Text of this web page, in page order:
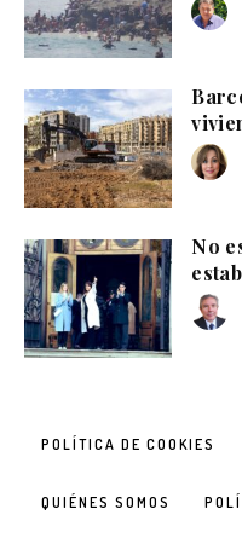
No
POLÍTICA DE COOKIES
QUIÉNES SOMOS